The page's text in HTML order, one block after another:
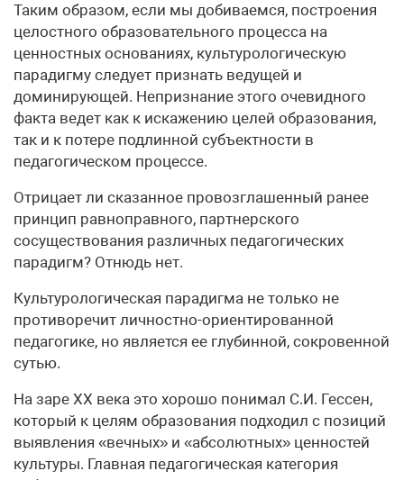
Таким образом, если мы добиваемся, построения
целостного образовательного процесса на
ценностных основаниях, культурологическую
парадигму следует признать ведущей и
доминирующей. Непризнание этого очевидного
факта ведет как к искажению целей образования,
так и к потере подлинной субъектности в
педагогическом процессе.
Отрицает ли сказанное провозглашенный ранее
принцип равноправного, партнерского
сосуществования различных педагогических
парадигм? Отнюдь нет.
Культурологическая парадигма не только не
противоречит личностно-ориентированной
педагогике, но является ее глубинной, сокровенной
сутью.
На заре ХХ века это хорошо понимал С.И. Гессен,
который к целям образования подходил с позиций
выявления «вечных» и «абсолютных» ценностей
культуры. Главная педагогическая категория